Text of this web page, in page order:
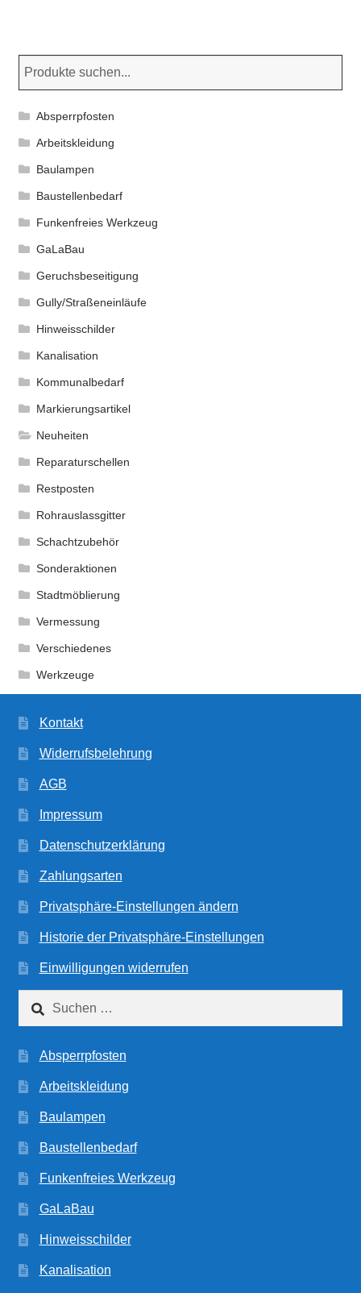
Die
Absperrpfosten
Arbeitskleidung
Baulampen
Baustellenbedarf
Funkenfreies Werkzeug
GaLaBau
Geruchsbeseitigung
Gully/Straßeneinläufe
Hinweisschilder
Kanalisation
Kommunalbedarf
Markierungsartikel
Neuheiten
Reparaturschellen
Restposten
Rohrauslassgitter
Schachtzubehör
Sonderaktionen
Stadtmöblierung
Vermessung
Verschiedenes
Werkzeuge
Kontakt
Widerrufsbelehrung
AGB
Impressum
Datenschutzerklärung
Zahlungsarten
Privatsphäre-Einstellungen ändern
Historie der Privatsphäre-Einstellungen
Einwilligungen widerrufen
Suchen
nach:
Absperrpfosten
Arbeitskleidung
Baulampen
Baustellenbedarf
Funkenfreies Werkzeug
GaLaBau
Hinweisschilder
Kanalisation